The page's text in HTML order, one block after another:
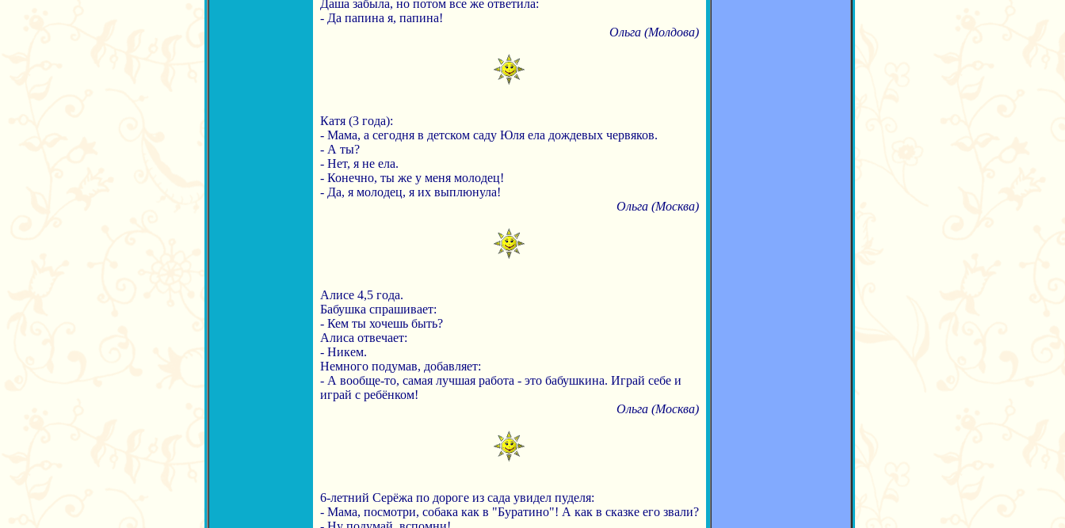
Даша забыла, но потом все же ответила:
- Да папина я, папина!
Ольга (Молдова)
Катя (3 года):
- Мама, а сегодня в детском саду Юля ела дождевых червяков.
- А ты?
- Нет, я не ела.
- Конечно, ты же у меня молодец!
- Да, я молодец, я их выплюнула!
Ольга (Москва)
Алисе 4,5 года.
Бабушка спрашивает:
- Кем ты хочешь быть?
Алиса отвечает:
- Никем.
Немного подумав, добавляет:
- А вообще-то, самая лучшая работа - это бабушкина. Играй себе и
играй с ребёнком!
Ольга (Москва)
6-летний Серёжа по дороге из сада увидел пуделя:
- Мама, посмотри, собака как в "Буратино"! А как в сказке его звали?